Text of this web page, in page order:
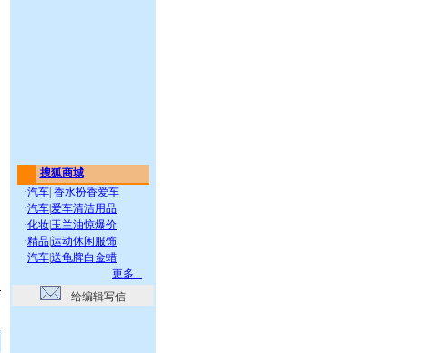
搜狐商城
·汽车 香水扮香爱车
·汽车爱车清洁用品
·化妆 玉兰油惊爆价
·精品运动休闲服饰
·汽车送龟牌白金蜡
更多...
-- 给编辑写信